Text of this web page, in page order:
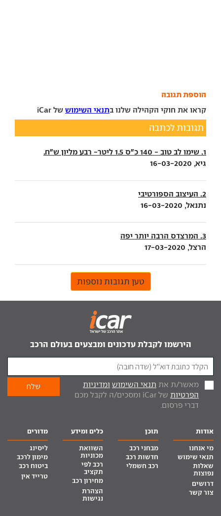
הוספת תגובה
קראו את חוקי הקהילה שלנו בתנאי השימוש של iCar
תגובות לכתבה
1. שימו לב טוב - 140 כ"ס 1.5 ליטר- רבע מליון ש"ח.
גיא, 16-03-2020
2. העיצוב הספורטיבי
נתנאל, 16-03-2020
3. המרצדס הרבה יותר יפה
הרצל, 17-03-2020
טען תגובות נוספות
הירשמו לקבלת עדכונים ומבצעים בעולם הרכב
מאשר/ת את תנאי השימוש ומדיניות
הפרטיות
של iCar ומסכים/ה לקבל מכם
דברי פרסום.
אודות
מי אנחנו
תנאי שימוש
שאלות
נפוצות
דרושים
צור קשר
תוכן
מבחני רכב
חדשות רכב
רכב חשמלי
כלים ומידע
השוואת
מכוניות
רכב לפי
תקציב
מחירון רכב
הצהרת
נגישות
מדורים
ליסינג
מימון לרכב
ביטוח רכב
טרייד אין